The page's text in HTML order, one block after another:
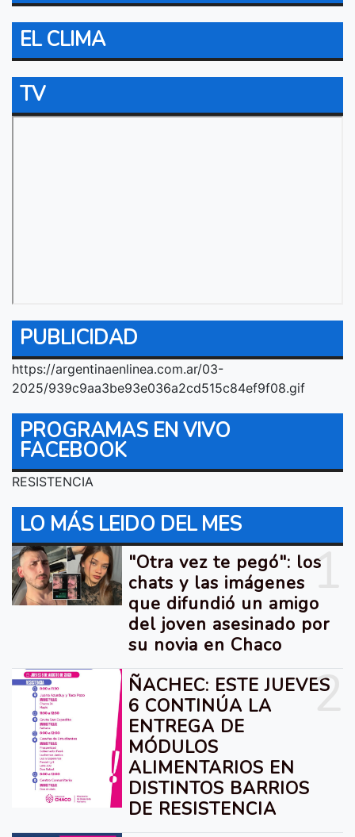
EL CLIMA
TV
PUBLICIDAD
https://argentinaenlinea.com.ar/03-
2025/939c9aa3be93e036a2cd515c84ef9f08.gif
PROGRAMAS EN VIVO
FACEBOOK
RESISTENCIA
LO MÁS LEIDO DEL MES
1
"Otra vez te pegó": los
chats y las imágenes
que difundió un amigo
del joven asesinado por
su novia en Chaco
2
ÑACHEC: ESTE JUEVES
6 CONTINÚA LA
ENTREGA DE
MÓDULOS
ALIMENTARIOS EN
DISTINTOS BARRIOS
DE RESISTENCIA